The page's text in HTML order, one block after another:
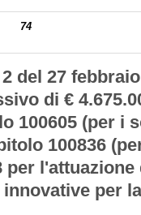
74
del 27
di €
100605 (per i
100836
per
per